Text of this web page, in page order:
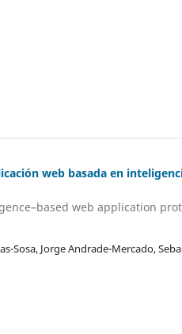
web basada en
web application
Sosa, Jorge Andrade-Mercado,